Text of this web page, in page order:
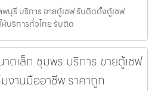
บุรี บริการ ขายตู้เซฟ รับติดตั้งตู้เซฟ
บริการทั่วไทย รับติด
ดเล็ก ชุมพร บริการ ขายตู้เซฟ
านมืออาชีพ ราคาถูก